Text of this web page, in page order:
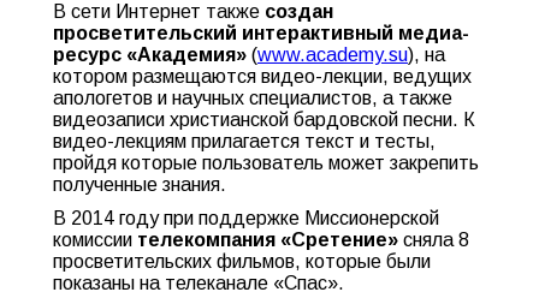
В сети Интернет также создан
просветительский интерактивный медиа-
ресурс «Академия» (www.academy.su), на
котором размещаются видео-лекции, ведущих
апологетов и научных специалистов, а также
видеозаписи христианской бардовской песни. К
видео-лекциям прилагается текст и тесты,
пройдя которые пользователь может закрепить
полученные знания.
В 2014 году при поддержке Миссионерской
комиссии телекомпания «Сретение» сняла 8
просветительских фильмов, которые были
показаны на телеканале «Спас».